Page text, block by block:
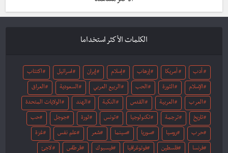
الكلمات الأكثر استخداما
أدب أمريكا إرهاب إسلام إيران اسرائيل اكتئاب
الإسلام الثورة الحب الربيع العربي السعودية العراق
العرب العربية القدس النكبة الهند الولايات المتحدة
تاريخ ترجمة تكنولوجيا تونس ثورة جوجل حب
حرب روسيا سوريا سينما شعر علم نفس غزة
فرنسا فلسطين فوتوغرافيا فيسبوك قرطاس لاجئ